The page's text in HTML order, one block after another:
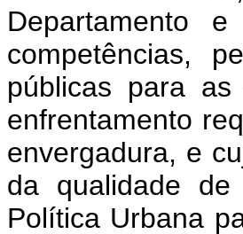
Departamento
competências,
públicas para
enfrentamento
envergadura, e
da qualidade
Política Urbana